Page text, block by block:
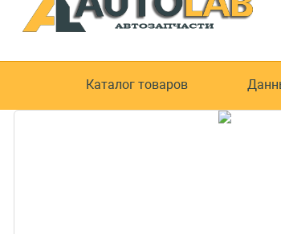
Каталог товаров